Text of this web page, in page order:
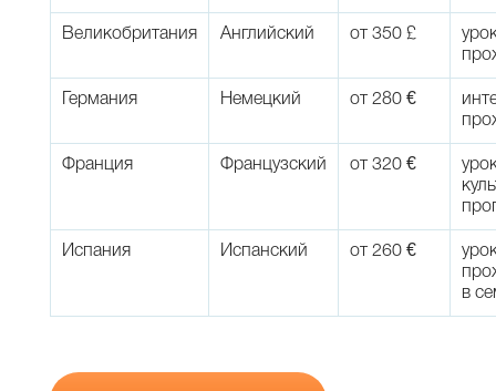
Великобритания Английский от 350 £
Германия Немецкий от 280 €
Франция Французский от 320 €
Испания Испанский от 260 €
в